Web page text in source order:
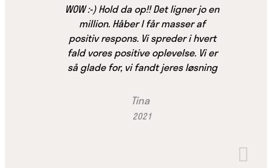
WOW :-) Hold da op!! Det ligner jo en
million. Håber I får masser af
positiv respons. Vi spreder i hvert
fald vores positive oplevelse. Vi er
så glade for, vi fandt jeres løsning
Tina
2021